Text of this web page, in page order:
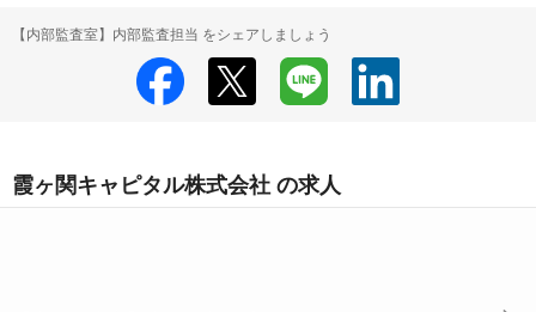
【内部監査室】内部監査担当 をシェアしましょう
霞ヶ関キャピタル株式会社 の求人